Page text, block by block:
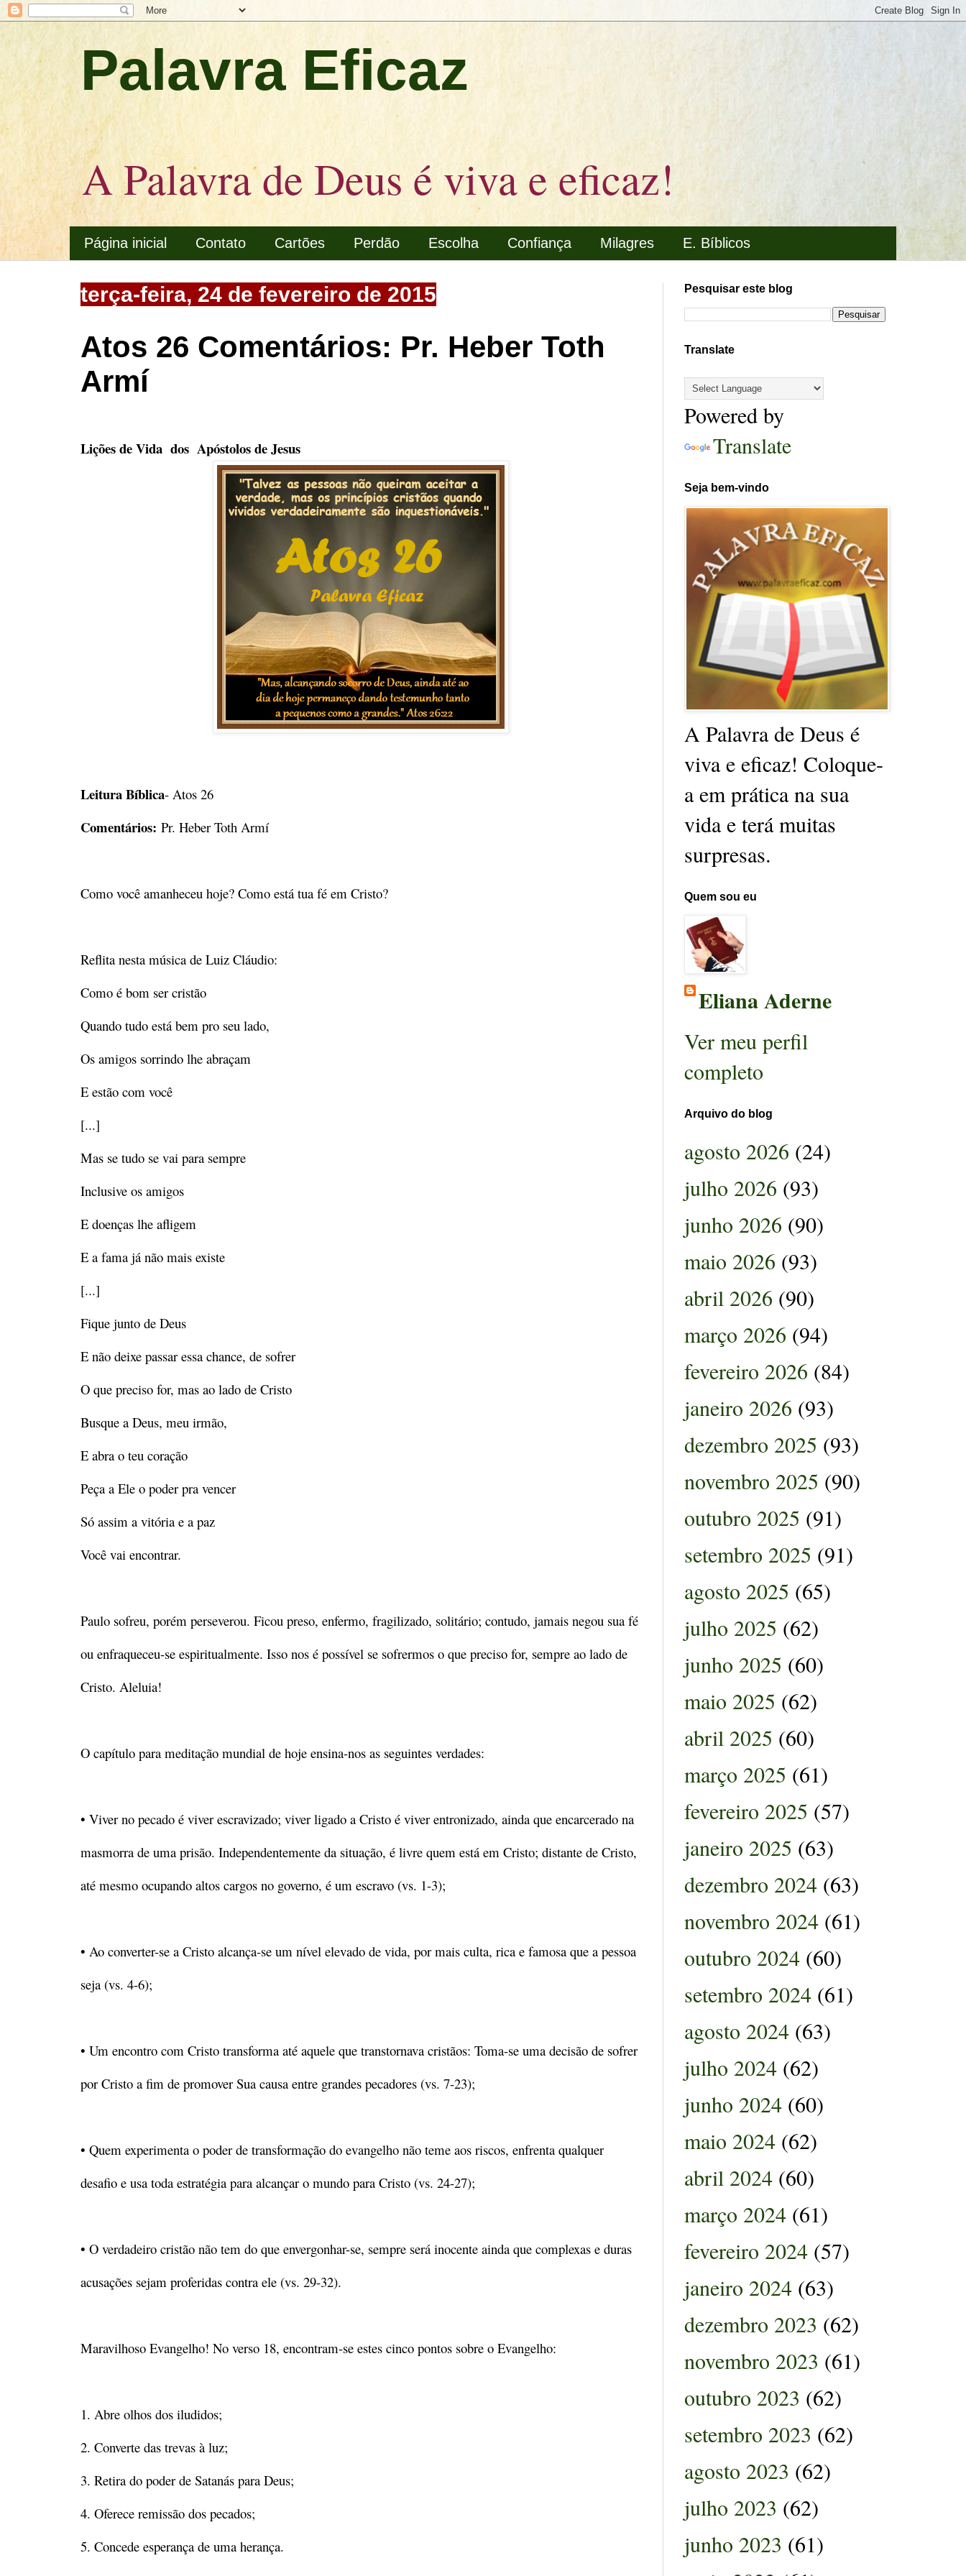
Palavra Eficaz
A Palavra de Deus é viva e eficaz!
Página inicial Contato Cartões Perdão Escolha Confiança Milagres E. Bíblicos
terça-feira, 24 de fevereiro de 2015
Atos 26 Comentários: Pr. Heber Toth
Armí
Lições de Vida dos Apóstolos de Jesus
Leitura Bíblica- Atos 26
Comentários: Pr. Heber Toth Armí
Como você amanheceu hoje? Como está tua fé em Cristo?
Reflita nesta música de Luiz Cláudio:
Como é bom ser cristão
Quando tudo está bem pro seu lado,
Os amigos sorrindo lhe abraçam
E estão com você
[...]
Mas se tudo se vai para sempre
Inclusive os amigos
E doenças lhe afligem
E a fama já não mais existe
[...]
Fique junto de Deus
E não deixe passar essa chance, de sofrer
O que preciso for, mas ao lado de Cristo
Busque a Deus, meu irmão,
E abra o teu coração
Peça a Ele o poder pra vencer
Só assim a vitória e a paz
Você vai encontrar.
Paulo sofreu, porém perseverou. Ficou preso, enfermo, fragilizado, solitário; contudo, jamais negou sua fé
ou enfraqueceu-se espiritualmente. Isso nos é possível se sofrermos o que preciso for, sempre ao lado de
Cristo. Aleluia!
O capítulo para meditação mundial de hoje ensina-nos as seguintes verdades:
• Viver no pecado é viver escravizado; viver ligado a Cristo é viver entronizado, ainda que encarcerado na
masmorra de uma prisão. Independentemente da situação, é livre quem está em Cristo; distante de Cristo,
até mesmo ocupando altos cargos no governo, é um escravo (vs. 1-3);
• Ao converter-se a Cristo alcança-se um nível elevado de vida, por mais culta, rica e famosa que a pessoa
seja (vs. 4-6);
• Um encontro com Cristo transforma até aquele que transtornava cristãos: Toma-se uma decisão de sofrer
por Cristo a fim de promover Sua causa entre grandes pecadores (vs. 7-23);
• Quem experimenta o poder de transformação do evangelho não teme aos riscos, enfrenta qualquer
desafio e usa toda estratégia para alcançar o mundo para Cristo (vs. 24-27);
• O verdadeiro cristão não tem do que envergonhar-se, sempre será inocente ainda que complexas e duras
acusações sejam proferidas contra ele (vs. 29-32).
Maravilhoso Evangelho! No verso 18, encontram-se estes cinco pontos sobre o Evangelho:
1. Abre olhos dos iludidos;
2. Converte das trevas à luz;
3. Retira do poder de Satanás para Deus;
4. Oferece remissão dos pecados;
5. Concede esperança de uma herança.
Pesquisar este blog
Translate
Powered by
Translate
Seja bem-vindo
A Palavra de Deus é
viva e eficaz! Coloque-
a em prática na sua
vida e terá muitas
surpresas.
Quem sou eu
Eliana Aderne
Ver meu perfil
completo
Arquivo do blog
agosto 2026 (24)
julho 2026 (93)
junho 2026 (90)
maio 2026 (93)
abril 2026 (90)
março 2026 (94)
fevereiro 2026 (84)
janeiro 2026 (93)
dezembro 2025 (93)
novembro 2025 (90)
outubro 2025 (91)
setembro 2025 (91)
agosto 2025 (65)
julho 2025 (62)
junho 2025 (60)
maio 2025 (62)
abril 2025 (60)
março 2025 (61)
fevereiro 2025 (57)
janeiro 2025 (63)
dezembro 2024 (63)
novembro 2024 (61)
outubro 2024 (60)
setembro 2024 (61)
agosto 2024 (63)
julho 2024 (62)
junho 2024 (60)
maio 2024 (62)
abril 2024 (60)
março 2024 (61)
fevereiro 2024 (57)
janeiro 2024 (63)
dezembro 2023 (62)
novembro 2023 (61)
outubro 2023 (62)
setembro 2023 (62)
agosto 2023 (62)
julho 2023 (62)
junho 2023 (61)